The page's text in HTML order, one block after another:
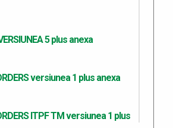
5 plus anexa
versiunea 1 plus anexa
ITPF TM versiunea 1 plus